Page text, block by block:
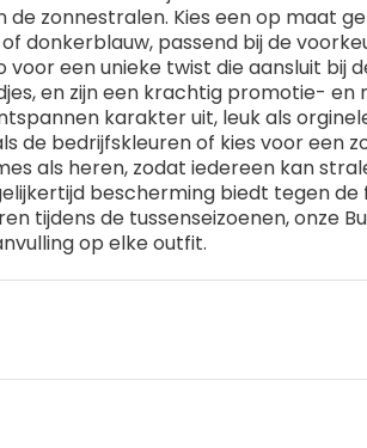
zonnestralen. Kies een op maat
donkerblauw, passend bij de
een unieke twist die aansluit bij
en zijn een krachtig promotie-
karakter uit, leuk als
de bedrijfskleuren of kies voor een
als heren, zodat iedereen kan
bescherming biedt tegen de
tijdens de tussenseizoenen, onze
op elke outfit.